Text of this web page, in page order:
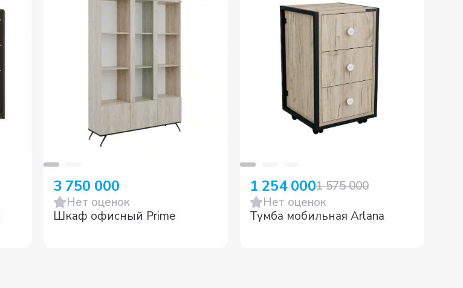
3 750 000
Нет оценок
Шкаф офисный Prime
1 254 0001 575 000
Нет оценок
Тумба мобильная Arlana